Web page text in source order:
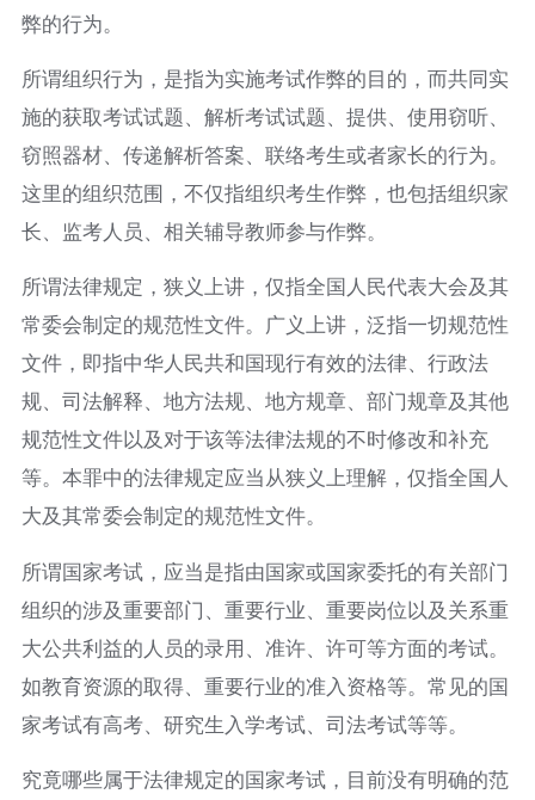
弊的行为。
所谓组织行为，是指为实施考试作弊的目的，而共同实
施的获取考试试题、解析考试试题、提供、使用窃听、
窃照器材、传递解析答案、联络考生或者家长的行为。
这里的组织范围，不仅指组织考生作弊，也包括组织家
长、监考人员、相关辅导教师参与作弊。
所谓法律规定，狭义上讲，仅指全国人民代表大会及其
常委会制定的规范性文件。广义上讲，泛指一切规范性
文件，即指中华人民共和国现行有效的法律、行政法
规、司法解释、地方法规、地方规章、部门规章及其他
规范性文件以及对于该等法律法规的不时修改和补充
等。本罪中的法律规定应当从狭义上理解，仅指全国人
大及其常委会制定的规范性文件。
所谓国家考试，应当是指由国家或国家委托的有关部门
组织的涉及重要部门、重要行业、重要岗位以及关系重
大公共利益的人员的录用、准许、许可等方面的考试。
如教育资源的取得、重要行业的准入资格等。常见的国
家考试有高考、研究生入学考试、司法考试等等。
究竟哪些属于法律规定的国家考试，目前没有明确的范